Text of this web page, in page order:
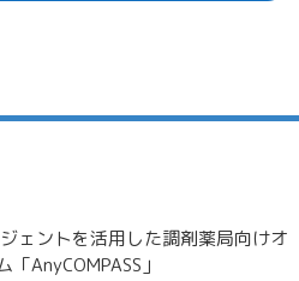
ェントを活用した調剤薬局向けオ
AnyCOMPASS」